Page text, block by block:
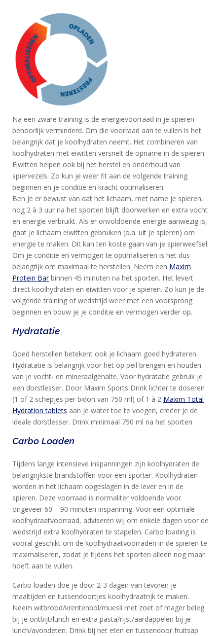
Na een zware training is de energievoorraad in je spieren
behoorlijk verminderd. Om die voorraad aan te vullen is het
belangrijk dat je koolhydraten neemt. Het combineren van
koolhydraten met eiwitten versnelt de opname in de spieren.
Eiwitten helpen ook bij het herstel en onderhoud van
spiervezels. Zo kun je weer fit aan de volgende training
beginnen en je conditie en kracht optimaliseren.
Ben je er bewust van dat het lichaam, met name je spieren,
nog 2 à 3 uur na het sporten blijft doorwerken en extra vocht
en energie verbruikt. Als er onvoldoende energie aanwezig is,
gaat je lichaam eiwitten gebruiken (o.a. uit je spieren) om
energie te maken. Dit kan ten koste gaan van je spierweefsel.
Om je conditie en vermogen te optimaliseren is het dus
belangrijk om maximaal te herstellen. Neem een Maxim
Protein Barbinnen 45 minuten na het sporten. Het levert
direct koolhydraten en eiwitten voor je spieren. Zo kun je de
volgende training of wedstrijd weer met een voorsprong
beginnen en bouw je je conditie en vermogen verder op.
Hydratatie
Goed herstellen betekent ook je lichaam goed hydrateren.
Hydratatie is belangrijk voor het op peil brengen en houden
van je vocht- en mineraalgehalte. Voor hydratatie gebruik je
een dorstlesser. Door Maxim Sports Drink lichter te doseren
(1 of 2 schepjes per bidon van 750 ml) of 1 à 2 Maxim Total
Hydration tablets aan je water toe te voegen, creëer je de
ideale dorstlesser. Drink minimaal 750 ml na het sporten.
Carbo Loaden
Tijdens lange intensieve inspanningen zijn koolhydraten de
belangrijkste brandstoffen voor een sporter. Koolhydraten
worden in het lichaam opgeslagen in de lever en in de
spieren. Deze voorraad is normaliter voldoende voor
ongeveer 60 – 90 minuten inspanning. Voor een optimale
koolhydraatvoorraad, adviseren wij om enkele dagen voor de
wedstrijd extra koolhydraten te stapelen. Carbo loading is
vooral geschikt om de koolhydraatvoorraden in de spieren te
maximaliseren, zodat je tijdens het sporten alleen nog maar
hoeft aan te vullen.
Carbo loaden doe je door 2-3 dagen van tevoren je
maaltijden en tussendoortjes koolhydraatrijk te maken.
Neem witbrood/krentenbol/muesli met zoet of mager beleg
bij je ontbijt/lunch en extra pasta/rijst/aardappelen bij je
lunch/avondeten. Drink bij het eten en tussendoor fruitsap